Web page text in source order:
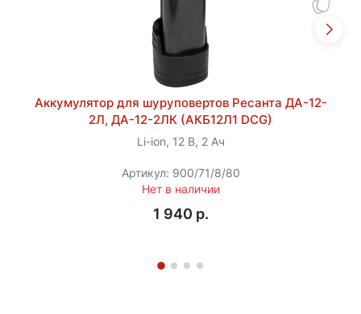
Аккумулятор для шуруповертов Ресанта ДА-12-
2Л, ДА-12-2ЛК (АКБ12Л1 DCG)
Li-ion, 12 В, 2 Ач
Артикул: 900/71/8/80
Нет в наличии
1 940 p.